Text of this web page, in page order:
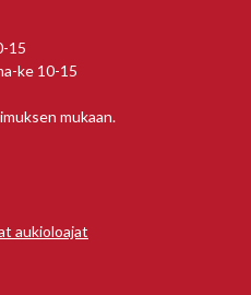
15
ke 10-15
mukaan.
aukioloajat